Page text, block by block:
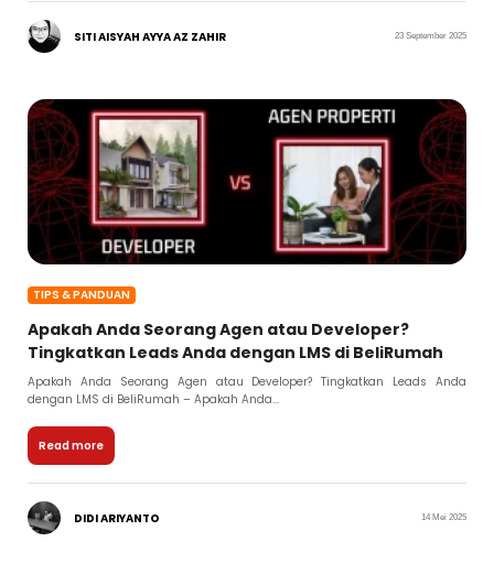
SITI AISYAH AYYA AZ ZAHIR 23 September 2025
TIPS & PANDUAN
Apakah Anda Seorang Agen atau Developer?
Tingkatkan Leads Anda dengan LMS di BeliRumah
Apakah Anda Seorang Agen atau Developer? Tingkatkan Leads Anda
dengan LMS di BeliRumah – Apakah Anda...
Read more
DIDI ARIYANTO 14 Mei 2025